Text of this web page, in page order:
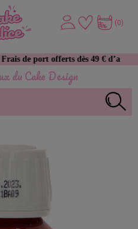
du Cake Design
port offerts dès 49 € d’achat
(0)